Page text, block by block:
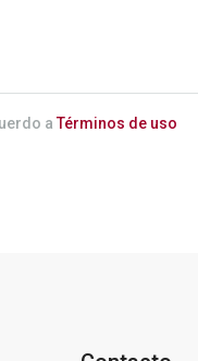
aTérminos de uso